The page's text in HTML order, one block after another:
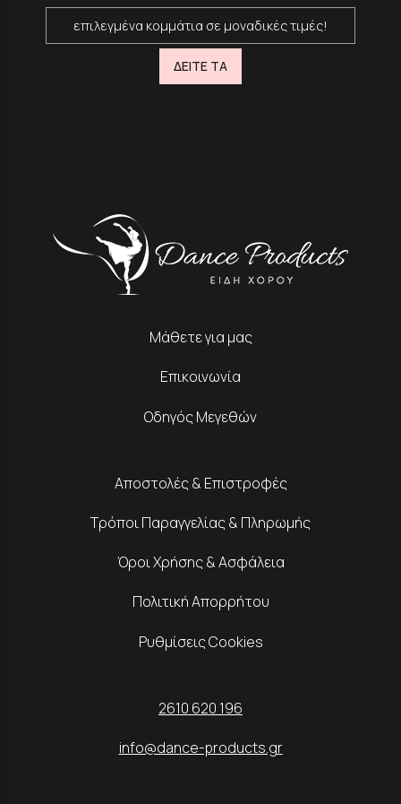
επιλεγμένα κομμάτια σε μοναδικές τιμές!
ΔΕΙΤΕ ΤΑ
Μάθετε για μας
Επικοινωνία
Οδηγός Μεγεθών
Αποστολές & Επιστροφές
Τρόποι Παραγγελίας & Πληρωμής
Όροι Χρήσης & Ασφάλεια
Πολιτική Απορρήτου
Ρυθμίσεις Cookies
2610 620 196
info@dance-products.gr